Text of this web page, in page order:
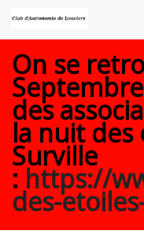
On se
des
la nuit des
Surville
: https://
des-